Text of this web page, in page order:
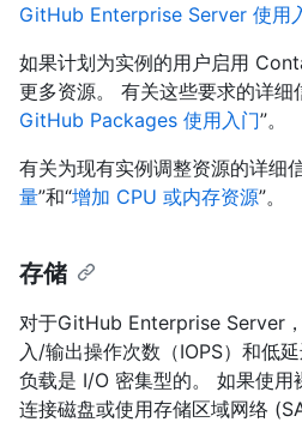
GitHub Enterprise Server 使用
如果计划为实例的用户启用
更多资源。 有关这些要求的详细
GitHub Packages 使用入门”。
有关为现有实例调整资源的详细
量”和“增加 CPU 或内存资源”。
存储
对于GitHub Enterprise Server
入/输出操作次数（IOPS）和低
负载是 I/O 密集型的。 如果使用
连接磁盘或使用存储区域网络